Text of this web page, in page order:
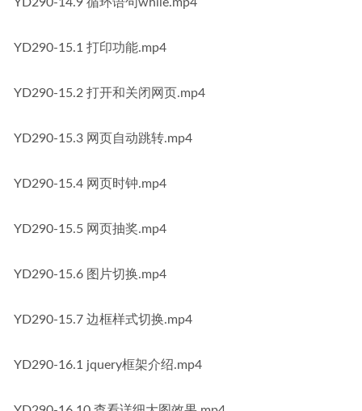
YD290-15.1 打印功能.mp4
YD290-15.2 打开和关闭网页.mp4
YD290-15.3 网页自动跳转.mp4
YD290-15.4 网页时钟.mp4
YD290-15.5 网页抽奖.mp4
YD290-15.6 图片切换.mp4
YD290-15.7 边框样式切换.mp4
YD290-16.1 jquery框架介绍.mp4